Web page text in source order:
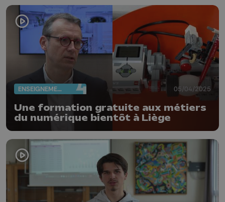
ENSEIGNEMENT 05/04/2025
Une formation gratuite aux métiers
du numérique bientôt à Liège